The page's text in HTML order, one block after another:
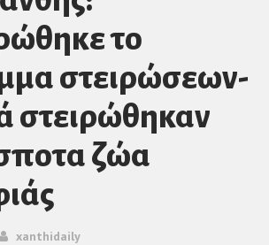
το
στειρώσεων-
στειρώθηκαν
ζώα
xanthidaily